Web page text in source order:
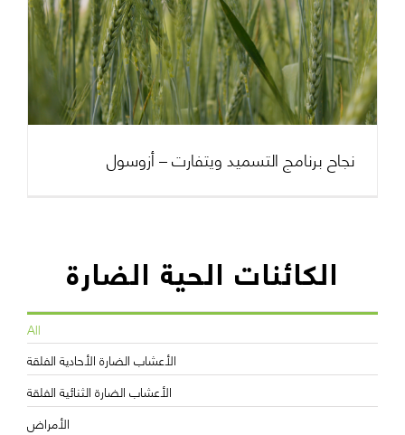
نجاح برنامج التسميد ويتفارت – أزوسول
الكائنات الحية الضارة
All
الأعشاب الضارة الأحادية الفلقة
الأعشاب الضارة الثنائية الفلقة
الأمراض